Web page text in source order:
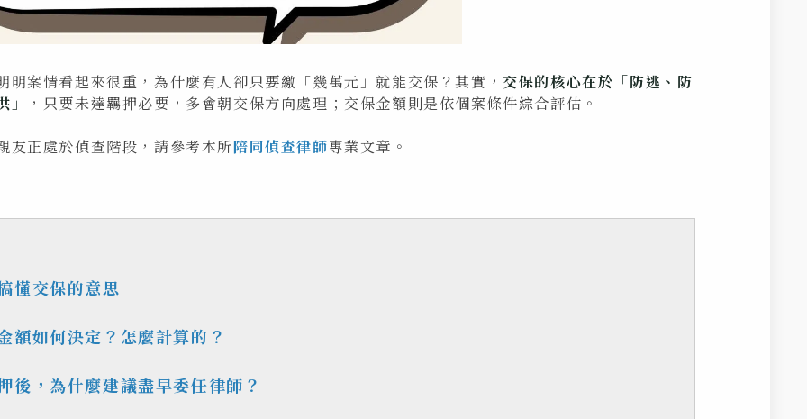
明案情看起來很重，為什麼有人卻只要繳「幾萬元」就能交保？其實，交保的核心在於「防逃、防
，只要未達羈押必要，多會朝交保方向處理；交保金額則是依個案條件綜合評估。
友正處於偵查階段，請參考本所陪同偵查律師專業文章。
懂交保的意思
額如何決定？怎麼計算的？
後，為什麼建議盡早委任律師？